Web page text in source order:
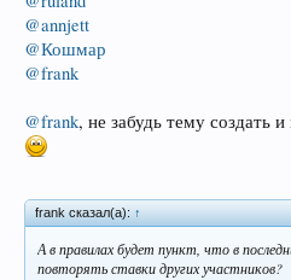
@annjett
@Кошмар
@frank
@frank, не забудь тему создать
frank сказал(а): ↑
А в правилах будет пункт, что в
повторять ставки других участников?